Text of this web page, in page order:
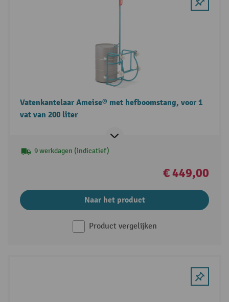
Vatenkantelaar Ameise® met hefboomstang, voor 1
vat van 200 liter
9 werkdagen (indicatief)
€ 449,00
Naar het product
Product vergelijken